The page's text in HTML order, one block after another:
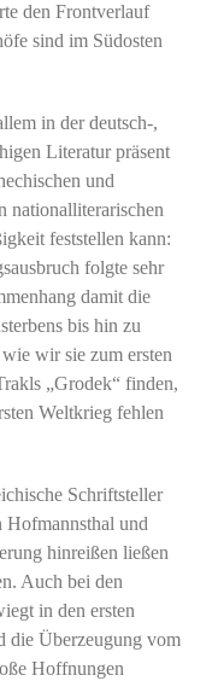
den Frontverlauf
sind im Südosten
in der deutsch-,
Literatur präsent
und
nationalliterarischen
feststellen kann:
folgte sehr
damit die
bis hin zu
wir sie zum ersten
„Grodek“ finden,
Weltkrieg fehlen
Schriftsteller
Hofmannsthal und
hinreißen ließen
Auch bei den
in den ersten
die Überzeugung vom
Hoffnungen